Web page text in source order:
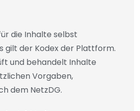
die Inhalte selbst
gilt der Kodex der Plattform.
und behandelt Inhalte
Vorgaben,
dem NetzDG.